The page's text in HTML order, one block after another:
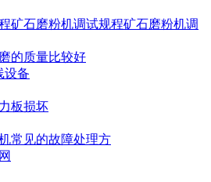
矿石磨粉机调试规程矿石磨粉机调
的质量比较好
设备
板损坏
常见的故障处理方